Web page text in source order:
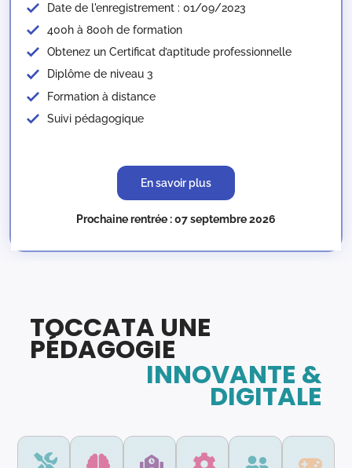
Date de l'enregistrement : 01/09/2023
400h à 800h de formation
Obtenez un Certificat d’aptitude professionnelle
Diplôme de niveau 3
Formation à distance
Suivi pédagogique
En savoir plus
Prochaine rentrée : 07 septembre 2026
TOCCATA UNE
PÉDAGOGIE
INNOVANTE &
DIGITALE